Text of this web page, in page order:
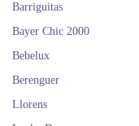
Barriguitas
Bayer Chic 2000
Bebelux
Berenguer
Llorens